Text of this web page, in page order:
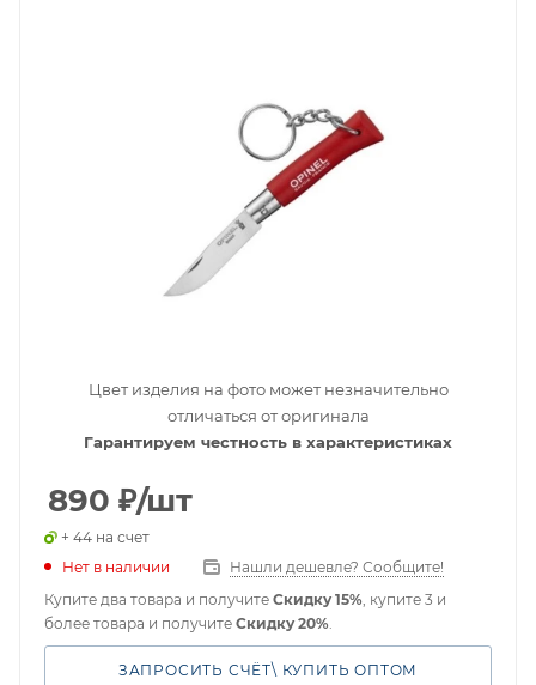
Цвет изделия на фото может незначительно
отличаться от оригинала
Гарантируем честность в характеристиках
890 ₽/шт
+ 44 на счет
Нет в наличии
Нашли дешевле? Сообщите!
Купите два товара и получите Скидку 15%, купите 3 и
более товара и получите Скидку 20%.
ЗАПРОСИТЬ СЧЁТ\ КУПИТЬ ОПТОМ